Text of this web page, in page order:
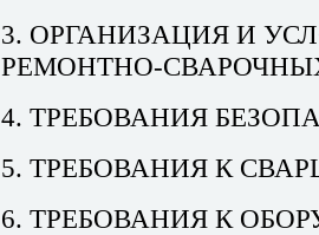
3. ОРГАНИЗАЦИЯ И
РЕМОНТНО-
4. ТРЕБОВАНИЯ
5. ТРЕБОВАНИЯ К
6. ТРЕБОВАНИЯ К